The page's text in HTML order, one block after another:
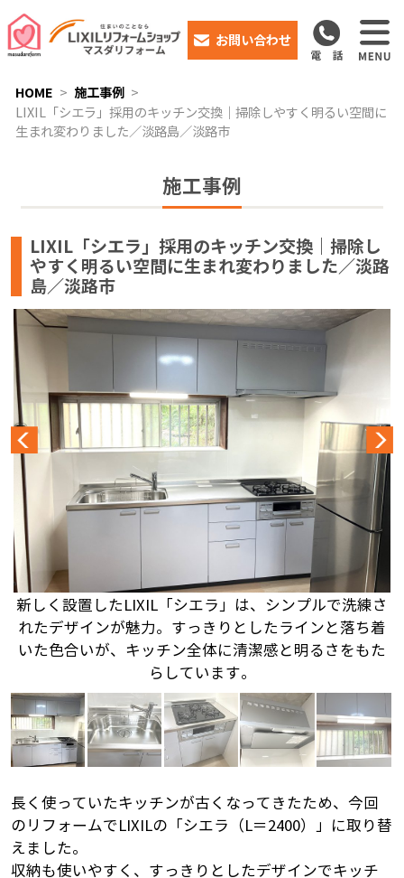
お問い合わせ
HOME
施工事例
LIXIL「シエラ」採用のキッチン交換｜掃除しやすく明るい空間に
生まれ変わりました／淡路島／淡路市
施工事例
LIXIL「シエラ」採用のキッチン交換｜掃除し
やすく明るい空間に生まれ変わりました／淡路
島／淡路市
新しく設置したLIXIL「シエラ」は、シンプルで洗練さ
れたデザインが魅力。すっきりとしたラインと落ち着
いた色合いが、キッチン全体に清潔感と明るさをもた
らしています。
長く使っていたキッチンが古くなってきたため、今回
のリフォームでLIXILの「シエラ（L＝2400）」に取り替
えました。
収納も使いやすく、すっきりとしたデザインでキッチ